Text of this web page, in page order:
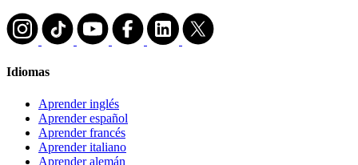
Idiomas
Aprender inglés
Aprender español
Aprender francés
Aprender italiano
Aprender alemán